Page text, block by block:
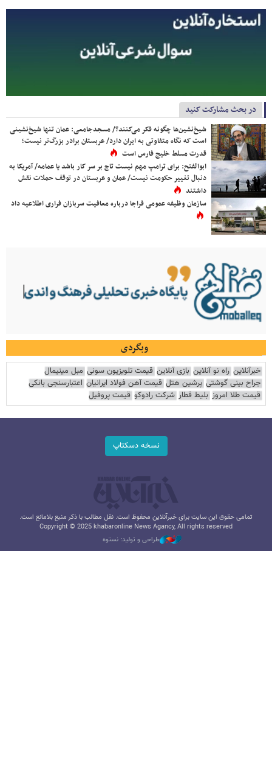
در بحث مشارکت کنید
شیخ‌نشین‌ها چگونه فکر می‌کنند؟/ مسجدجامعی: عمان تنها شیخ‌نشینی
است که نگاه متفاوتی به ایران دارد/ عربستان برادر بزرگ‌تر نیست؛
قدرت مسلط خلیج فارس است
ابوالفتح: برای ترامپ مهم نیست تاج بر سر کار باشد یا عمامه/ آمریکا به
دنبال تغییر حکومت نیست/ عمان و عربستان در توقف حملات نقش
داشتند
سازمان وظیفه عمومی فراجا درباره معافیت سربازان فراری اطلاعیه داد
وبگردی
خبرآنلاین راه نو آنلاین بازی آنلاین قیمت تلویزیون سونی مبل مینیمال
جراح بینی گوشتی پرشین هتل قیمت آهن فولاد ایرانیان اعتبارسنجی بانکی
قیمت طلا امروز بلیط قطار شرکت رادوکو قیمت پروفیل
نسخه دسکتاپ
تمامی حقوق این سایت برای خبرآنلاین محفوظ است. نقل مطالب با ذکر منبع بلامانع است.
Copyright © 2025 khabaronline News Agancy, All rights reserved
طراحی و تولید: نستوه